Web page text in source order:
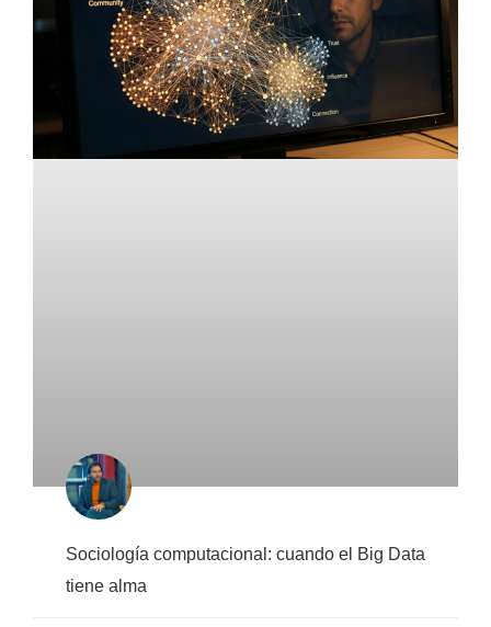
Sociología computacional: cuando el Big Data
tiene alma